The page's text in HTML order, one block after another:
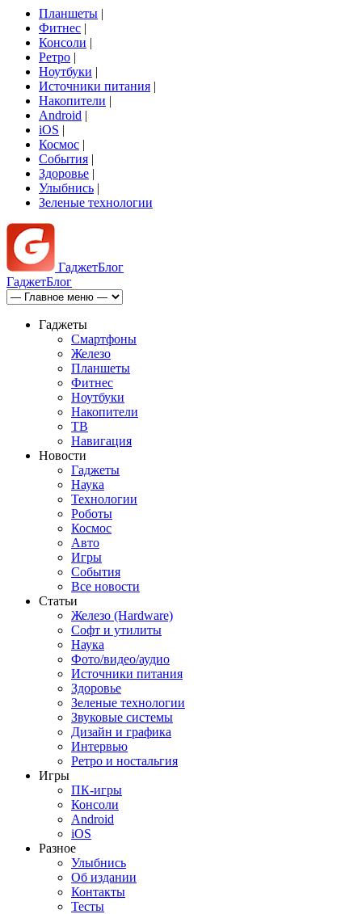
Планшеты |
Фитнес |
Консоли |
Ретро |
Ноутбуки |
Источники питания |
Накопители |
Android |
iOS |
Космос |
События |
Здоровье |
Улыбнись |
Зеленые технологии
ГаджетБлог
ГаджетБлог
Гаджеты
Смартфоны
Железо
Планшеты
Фитнес
Ноутбуки
Накопители
ТВ
Навигация
Новости
Гаджеты
Наука
Технологии
Роботы
Космос
Авто
Игры
События
Все новости
Статьи
Железо (Hardware)
Софт и утилиты
Наука
Фото/видео/аудио
Источники питания
Здоровье
Зеленые технологии
Звуковые системы
Дизайн и графика
Интервью
Ретро и ностальгия
Игры
ПК-игры
Консоли
Android
iOS
Разное
Улыбнись
Об издании
Контакты
Тесты